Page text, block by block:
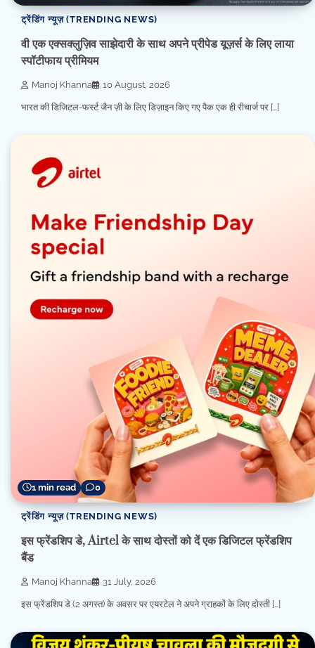
ट्रेंडिंग न्यूज़ (TRENDING NEWS)
वी एक एक्सक्लुज़िव साझेदारी के साथ अपने प्रीपेड यूज़र्स के लिए लाया
स्पॉटीफाय प्रीमियम
Manoj Khanna 10 August, 2026
भारत की डिजिटल-फर्स्ट जैन ज़ी के लिए डिज़ाइन किए गए पैक एक ही रीचार्ज पर […]
1 min read 0
ट्रेंडिंग न्यूज़ (TRENDING NEWS)
इस फ्रेंडशिप डे, Airtel के साथ दोस्तों को दें एक डिजिटल फ्रेंडशिप
बैंड
Manoj Khanna 31 July, 2026
इस फ्रेंडशिप डे (2 अगस्त) के अवसर पर एयरटेल ने अपने ग्राहकों के लिए दोस्ती […]